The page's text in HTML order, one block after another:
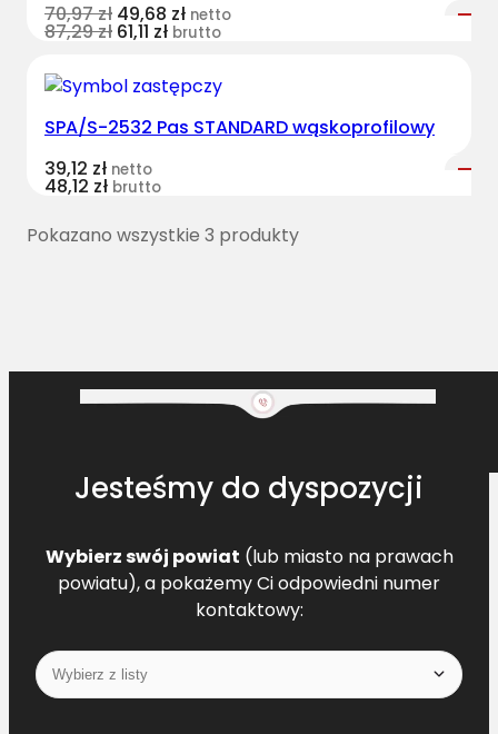
70,97zł 49,68 zł netto
87,29zł 61,11 zł brutto
SPA/S-2532 Pas STANDARD wąskoprofilowy
39,12 zł netto
48,12 zł brutto
Pokazano wszystkie 3 produkty
Jesteśmy do dyspozycji
Wybierz swój powiat (lub miasto na prawach
powiatu), a pokażemy Ci odpowiedni numer
kontaktowy: